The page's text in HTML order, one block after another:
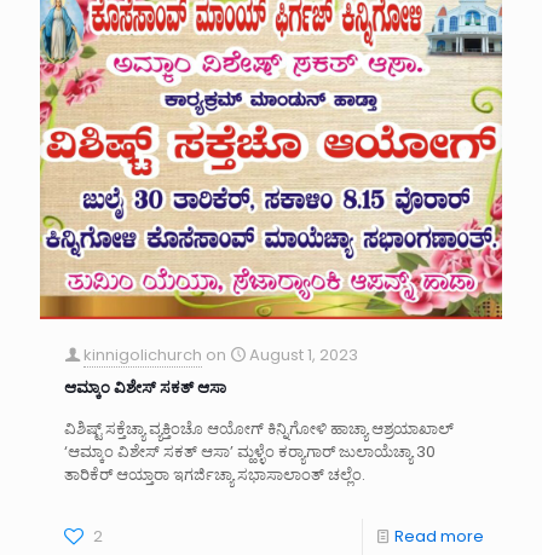
kinnigolichurch on
August 1, 2023
ಆಮ್ಕಾಂ ವಿಶೇಸ್ ಸಕತ್ ಆಸಾ
ವಿಶಿಷ್ಟ್ ಸಕ್ತೆಚ್ಯಾ ವ್ಯಕ್ತಿಂಚೊ ಆಯೋಗ್ ಕಿನ್ನಿಗೋಳಿ ಹಾಚ್ಯಾ ಆಶ್ರಯಾಖಾಲ್
‘ಆಮ್ಕಾಂ ವಿಶೇಸ್ ಸಕತ್ ಆಸಾ’ ಮ್ಹಳ್ಳೆಂ ಕರ‍್ಯಾಗಾರ್ ಜುಲಾಯೆಚ್ಯಾ 30
ತಾರಿಕೆರ್ ಆಯ್ತಾರಾ ಇಗರ್ಜಿಚ್ಯಾ ಸಭಾಸಾಲಾಂತ್ ಚಲ್ಲೆಂ.
2 Read more